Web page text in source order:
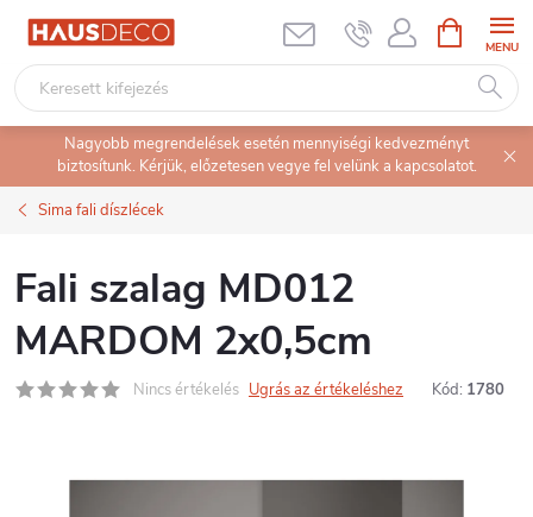
Ugrás
tartalomhoz
KOSÁR
Nagyobb megrendelések esetén mennyiségi kedvezményt
biztosítunk. Kérjük, előzetesen vegye fel velünk a kapcsolatot.
Sima fali díszlécek
Fali szalag MD012
MARDOM 2x0,5cm
Nincs értékelés Ugrás az értékeléshez Kód: 1780